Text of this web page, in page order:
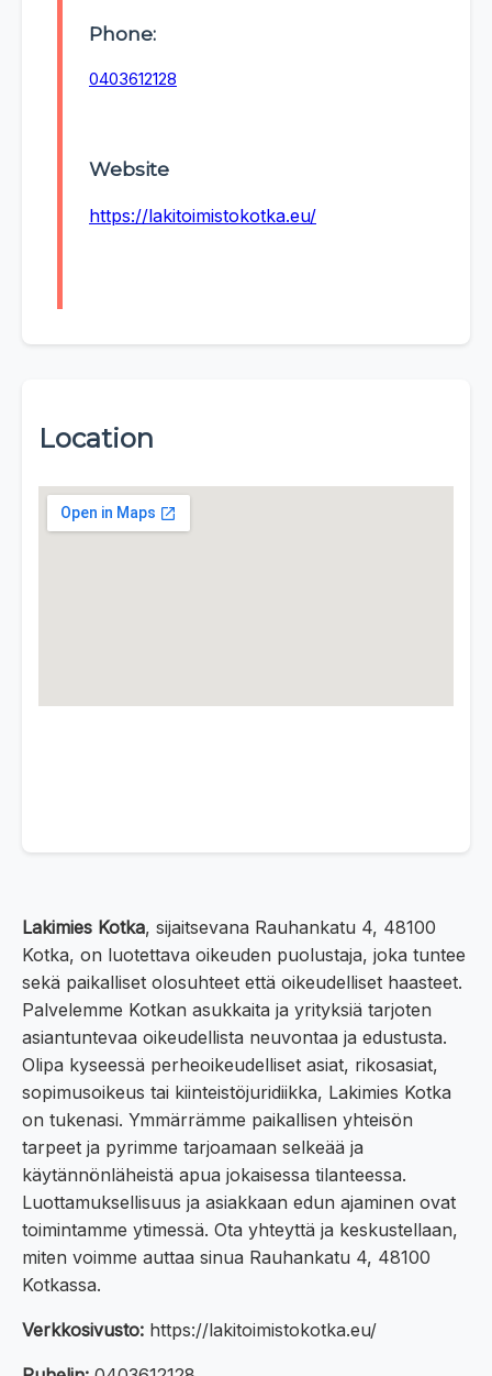
Phone:
0403612128
Website
https://lakitoimistokotka.eu/
Location
Lakimies Kotka, sijaitsevana Rauhankatu 4, 48100
Kotka, on luotettava oikeuden puolustaja, joka tuntee
sekä paikalliset olosuhteet että oikeudelliset haasteet.
Palvelemme Kotkan asukkaita ja yrityksiä tarjoten
asiantuntevaa oikeudellista neuvontaa ja edustusta.
Olipa kyseessä perheoikeudelliset asiat, rikosasiat,
sopimusoikeus tai kiinteistöjuridiikka, Lakimies Kotka
on tukenasi. Ymmärrämme paikallisen yhteisön
tarpeet ja pyrimme tarjoamaan selkeää ja
käytännönläheistä apua jokaisessa tilanteessa.
Luottamuksellisuus ja asiakkaan edun ajaminen ovat
toimintamme ytimessä. Ota yhteyttä ja keskustellaan,
miten voimme auttaa sinua Rauhankatu 4, 48100
Kotkassa.
Verkkosivusto: https://lakitoimistokotka.eu/